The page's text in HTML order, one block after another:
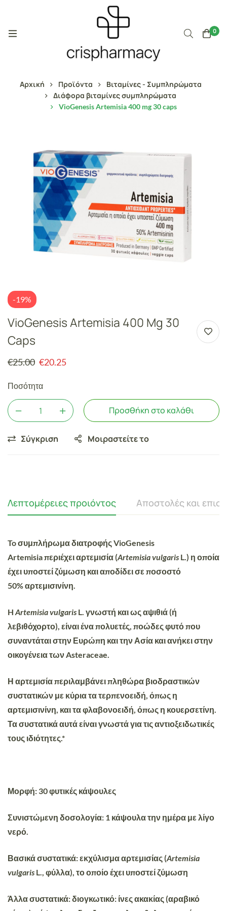
0
Αρχική Προϊόντα
Βιταμίνες - Συμπληρώματα
Διάφορα βιταμίνες συμπληρώματα
VioGenesis Artemisia 400 mg 30 caps
-19%
VioGenesis Artemisia 400 Mg 30
Caps
€25.00 €20.25
Ποσότητα
Προσθήκη στο καλάθι
Σύγκριση Μοιραστείτε το
Λεπτομέρειες προιόντος Αποστολές και
To συμπλήρωμα διατροφήςVioGenesis
Artemisiaπεριέχει αρτεμισία (Artemisia vulgaris L.) η οποία
έχει υποστεί ζύμωση και αποδίδει σε ποσοστό
50%αρτεμισινίνη.
H Artemisia vulgaris L. γνωστή και ως αψιθιά (ή
λεβιθόχορτο), είναι ένα πολυετές, ποώδες φυτό που
συναντάται στην Ευρώπη και την Ασία και ανήκει στην
οικογένεια των Asteraceae.
Η αρτεμισία περιλαμβάνει πληθώρα βιοδραστικών
συστατικών με κύρια τα τερπενοειδή, όπως η
αρτεμισινίνη, και τα φλαβονοειδή, όπως η κουερσετίνη.
Τα συστατικά αυτά είναι γνωστά για τις αντιοξειδωτικές
τους ιδιότητες.*
Μορφή: 30 φυτικές κάψουλες
Συνιστώµενη δοσολογία: 1 κάψουλα την ημέρα με λίγο
νερό.
Βασικά συστατικά:εκχύλισμα αρτεμισίας (Artemisia
vulgaris L., φύλλα), το οποίο έχει υποστεί ζύμωση
Άλλα συστατικά:διογκωτικό: ίνες ακακίας (αραβικό